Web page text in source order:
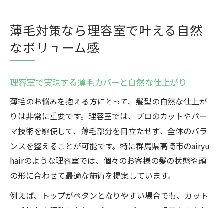
ム感を
群馬発理容室で叶う薄毛対策の魅力を紹介
高崎で選ぶ理容室の薄毛カバー術とは
理容室が提案する高崎の薄毛カバー施術例
理容室だからできる自然な薄毛対策の選び
方
薄毛カバーに最適な理容室の特徴を徹底解
説
高崎の理容室が持つ薄毛向けカットテクニ
ック
薄毛対策なら理容室で叶える自然
なボリューム感
理容室で実現する薄毛カバーと自然な仕上がり
薄毛のお悩みを抱える方にとって、髪型の自然な仕上が
りは非常に重要です。理容室では、プロのカットやパー
マ技術を駆使して、薄毛部分を目立たせず、全体のバラ
ンスを整えることが可能です。特に群馬県高崎市のairyu
hairのような理容室では、個々のお客様の髪の状態や頭
の形に合わせて最適な施術を提案しています。
例えば、トップがペタンとなりやすい場合でも、カット